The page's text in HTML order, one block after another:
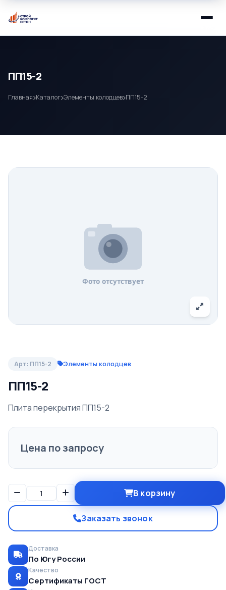
ПП15-2
Главная Каталог Элементы колодцев ПП15-2
Арт: ПП15-2 Элементы колодцев
ПП15-2
Плита перекрытия ПП15-2
Цена по запросу
В корзину
Заказать звонок
Доставка
По Югу России
Качество
Сертификаты ГОСТ